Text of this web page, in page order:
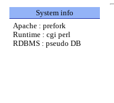
System info
Apache : prefork
Runtime : cgi perl
RDBMS : pseudo DB